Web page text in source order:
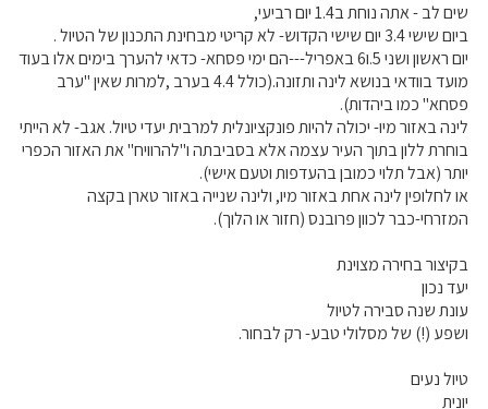
שים לב - אתה נוחת ב1.4 יום רביעי,
ביום שישי 3.4 יום שישי הקדוש- לא קריטי מבחינת התכנון של הטיול .
יום ראשון ושני 5.ו6 באפריל---הם ימי פסחא- כדאי להערך בימים אלו בעוד
מועד בוודאי בנושא לינה ותזונה.(כולל 4.4 בערב ,למרות שאין "ערב
פסחא" כמו ביהדות).
לינה באזור מיו- יכולה להיות פונקציונלית למרבית יעדי טיול. אגב- לא הייתי
בוחרת ללון בתוך העיר עצמה אלא בסביבתה ו"להרוויח" את האזור הכפרי
יותר (אבל תלוי כמובן בהעדפות וטעם אישי).
או לחלופין לינה אחת באזור מיו, ולינה שנייה באזור טארן בקצה
המזרחי-כבר לכוון פרובנס (חזור או הלוך).
בקיצור בחירה מצוינת
יעד נכון
עונת שנה סבירה לטיול
ושפע (!) של מסלולי טבע- רק לבחור.
טיול נעים
יונית